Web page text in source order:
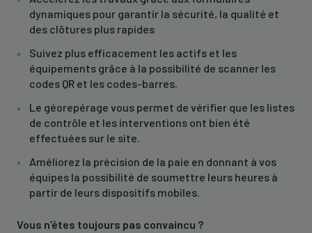
dynamiques pour garantir la sécurité, la qualité et
des clôtures plus rapides
Suivez plus efficacement les actifs et les
équipements grâce à la possibilité de scanner les
codes QR et les codes-barres.
Le géorepérage vous permet de vérifier que les listes
de contrôle et les interventions ont bien été
effectuées sur le site.
Améliorez la précision de la paie en donnant à vos
équipes la possibilité de soumettre leurs heures à
partir de leurs dispositifs mobiles.
Vous n’êtes toujours pas convaincu ?